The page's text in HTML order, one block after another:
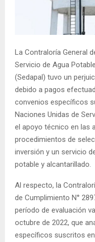
La Contraloría General
Servicio de Agua
(Sedapal) tuvo un
debido a pagos
convenios específicos
Naciones Unidas de
el apoyo técnico en las
procedimientos de
inversión y un servicio
potable y alcantarillado.
Al respecto, la
de Cumplimiento N°
período de evaluación
octubre de 2022, que
específicos suscritos